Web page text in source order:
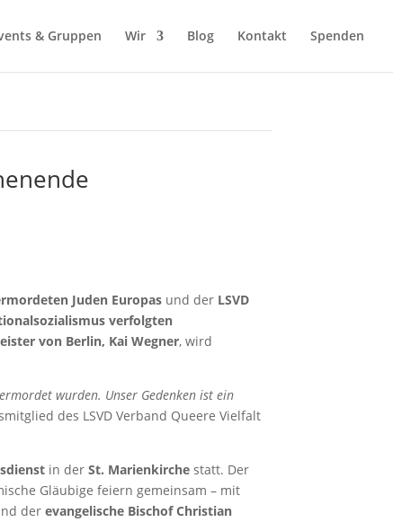
& Gruppen Wir Blog Kontakt Spenden
Juden Europas und der LSVD
verfolgten
von Berlin, Kai Wegner, wird
wurden. Unser Gedenken ist ein
des LSVD Verband Queere Vielfalt
in derSt. Marienkirche statt. Der
Gläubige feiern gemeinsam – mit
derevangelische Bischof Christian